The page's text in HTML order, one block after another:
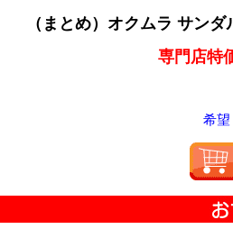
（まとめ）オクムラ サン
専門店特
希望